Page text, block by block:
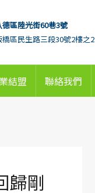
區陸光街60巷3號
區民生路三段30號2樓之2
結盟 聯絡我們
歸剛